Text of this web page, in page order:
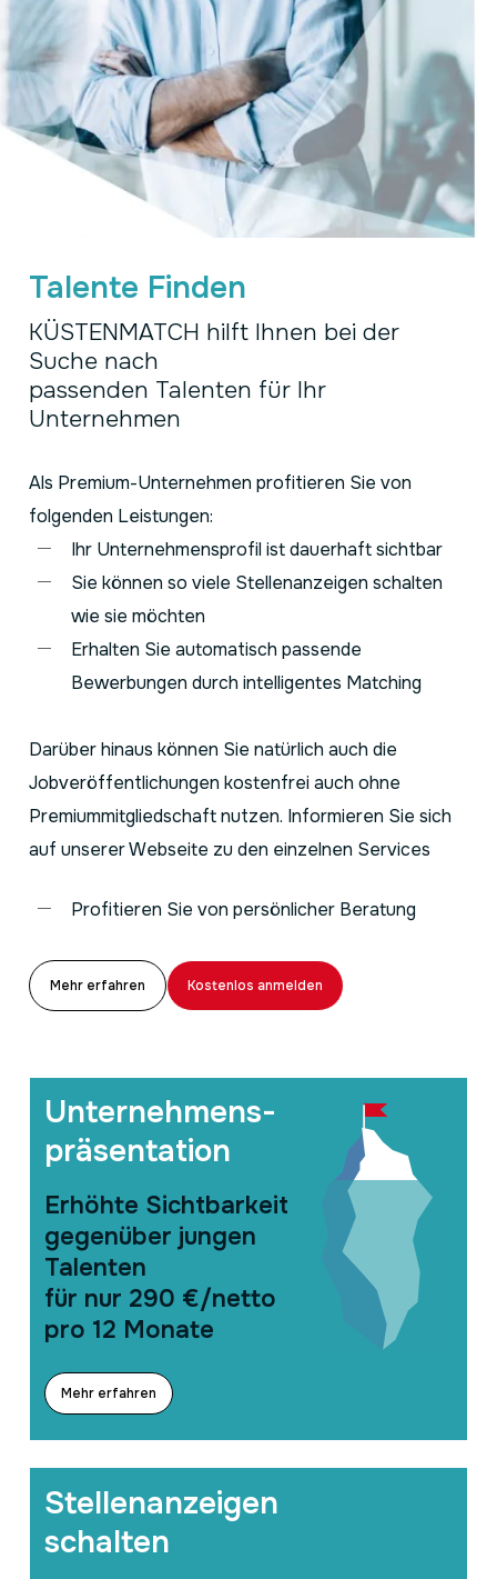
Talente Finden
KÜSTENMATCH hilft Ihnen bei der
Suche nach
passenden Talenten für Ihr
Unternehmen
Als Premium-Unternehmen profitieren Sie von
folgenden Leistungen:
Ihr Unternehmensprofil ist dauerhaft sichtbar
Sie können so viele Stellenanzeigen schalten
wie sie möchten
Erhalten Sie automatisch passende
Bewerbungen durch intelligentes Matching
Darüber hinaus können Sie natürlich auch die
Jobveröffentlichungen kostenfrei auch ohne
Premiummitgliedschaft nutzen. Informieren Sie sich
auf unserer Webseite zu den einzelnen Services
Profitieren Sie von persönlicher Beratung
Mehr erfahren Kostenlos anmelden
Unternehmens-
präsentation
Erhöhte Sichtbarkeit
gegenüber jungen
Talenten
für nur 290 €/netto
pro 12 Monate
Mehr erfahren
Stellenanzeigen
schalten